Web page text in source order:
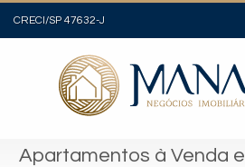
CRECI/SP 47632-J
Apartamentos à Venda